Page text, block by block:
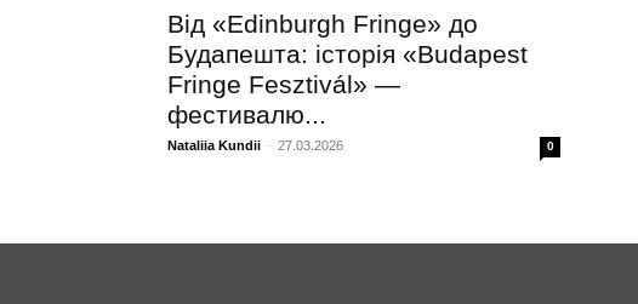
Від «Edinburgh Fringe» до
Будапешта: історія «Budapest
Fringe Fesztivál» —
фестивалю...
Nataliia Kundii - 27.03.2026 0